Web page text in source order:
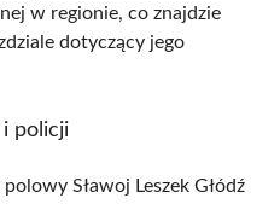
w regionie, co znajdzie
dotyczący jego
i policji
Sławoj Leszek Głódź